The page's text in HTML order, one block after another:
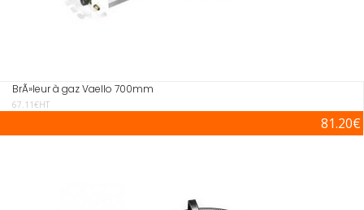
BrÃ»leur à gaz Vaello 700mm
67.11€HT
81.20€